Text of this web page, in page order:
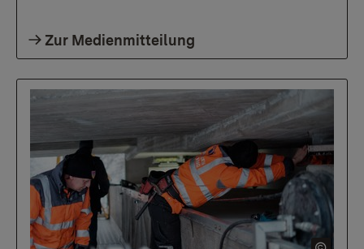
Zur Medienmitteilung